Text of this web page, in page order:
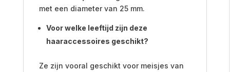
met een diameter van 25 mm.
Voor welke leeftijd zijn deze
haaraccessoires geschikt?
Ze zijn vooral geschikt voor meisjes van